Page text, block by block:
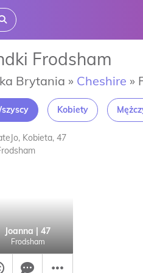
Frodsham
Brytania » Cheshire »
Kobiety
Joanna | 47
Frodsham